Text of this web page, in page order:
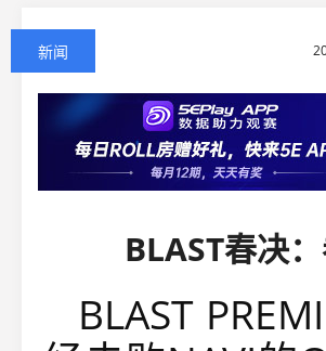
新闻
BLAST春决
BLAST